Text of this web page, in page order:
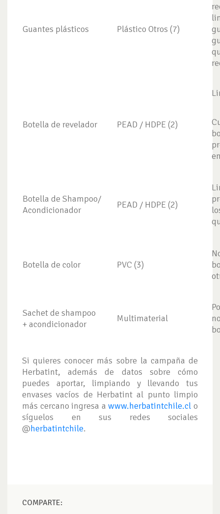
Guantes plásticos Plástico Otros (7)
Botella de revelador PEAD / HDPE (2)
Botella de Shampoo/
Acondicionador
PEAD / HDPE (2)
Botella de color PVC (3)
Sachet de shampoo
+ acondicionador
Multimaterial
Si quieres conocer más sobre la campaña de
Herbatint, además de datos sobre cómo
puedes aportar, limpiando y llevando tus
envases vacíos de Herbatint al punto limpio
más cercano ingresa awww.herbatintchile.cl o
síguelos en sus redes sociales
@herbatintchile.
COMPARTE: